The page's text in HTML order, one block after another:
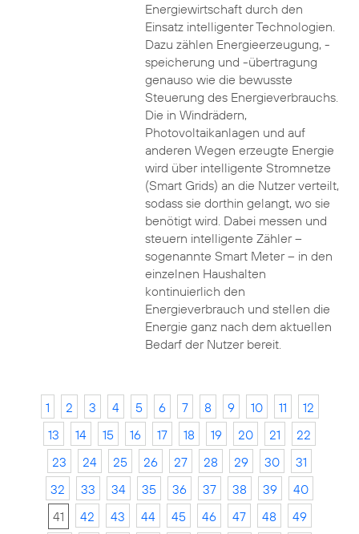
Energiewirtschaft durch den
Einsatz intelligenter Technologien.
Dazu zählen Energieerzeugung, -
speicherung und -übertragung
genauso wie die bewusste
Steuerung des Energieverbrauchs.
Die in Windrädern,
Photovoltaikanlagen und auf
anderen Wegen erzeugte Energie
wird über intelligente Stromnetze
(Smart Grids) an die Nutzer verteilt,
sodass sie dorthin gelangt, wo sie
benötigt wird. Dabei messen und
steuern intelligente Zähler –
sogenannte Smart Meter – in den
einzelnen Haushalten
kontinuierlich den
Energieverbrauch und stellen die
Energie ganz nach dem aktuellen
Bedarf der Nutzer bereit.
1 2 3 4 5 6 7 8 9 10 11
12
13
14 15 16 17 18 19 20 21
22
23
24 25 26 27 28 29 30
31
32
33 34 35 36 37 38 39
40
41
42 43 44 45 46 47 48
49